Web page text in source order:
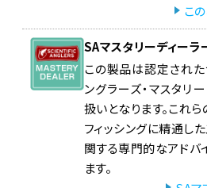
こ
SAマスタリーディー
この製品は認定された
ングラーズ・マスタリ
扱いとなります。これ
フィッシングに精通し
関する専門的なアドバ
ます。